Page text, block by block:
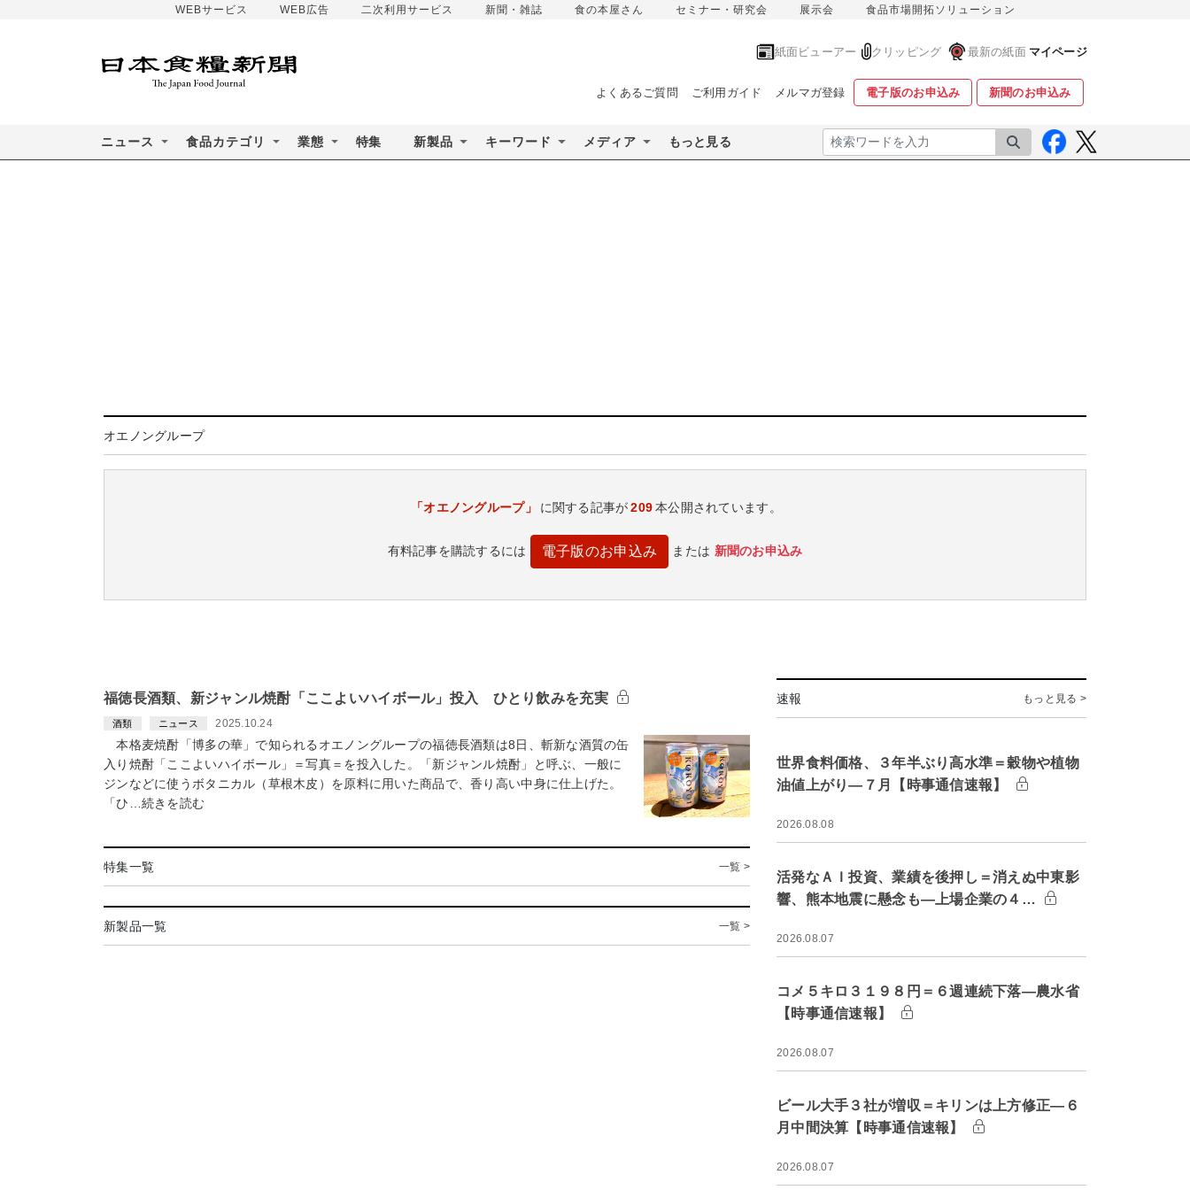
WEBサービス WEB広告 二次利用サービス 新聞・雑誌 食の本屋さん セミナー・研究会 展示会 食品市場開拓ソリューション
紙面ビューアー クリッピング 最新の紙面 マイページ
よくあるご質問 ご利用ガイド メルマガ登録 電子版のお申込み 新聞のお申込み
ニュース 食品カテゴリ 業態 特集 新製品 キーワード メディア もっと見る 検索
オエノングループ
「オエノングループ」 に関する記事が 209本公開されています。
有料記事を購読するには 電子版のお申込み または 新聞のお申込み
福徳長酒類、新ジャンル焼酎「ここよいハイボール」投入 ひとり飲みを充実
酒類 ニュース 2025.10.24
本格麦焼酎「博多の華」で知られるオエノングループの福徳長酒類は8日、斬新な酒質の缶
入り焼酎「ここよいハイボール」＝写真＝を投入した。「新ジャンル焼酎」と呼ぶ、一般に
ジンなどに使うボタニカル（草根木皮）を原料に用いた商品で、香り高い中身に仕上げた。
「ひ…続きを読む
特集一覧 一覧 >
新製品一覧 一覧 >
速報 もっと見る >
世界食料価格、３年半ぶり高水準＝穀物や植物
油値上がり―７月【時事通信速報】
2026.08.08
活発なＡＩ投資、業績を後押し＝消えぬ中東影
響、熊本地震に懸念も―上場企業の４…
2026.08.07
コメ５キロ３１９８円＝６週連続下落―農水省
【時事通信速報】
2026.08.07
ビール大手３社が増収＝キリンは上方修正―６
月中間決算【時事通信速報】
2026.08.07